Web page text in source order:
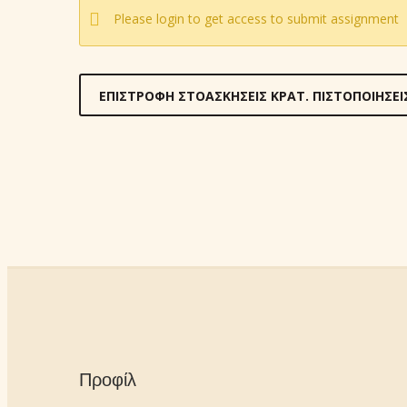
Please login to get access to submit assignment
ΕΠΙΣΤΡΟΦΉ ΣΤΟΑΣΚΉΣΕΙΣ ΚΡΑΤ.
Προφίλ